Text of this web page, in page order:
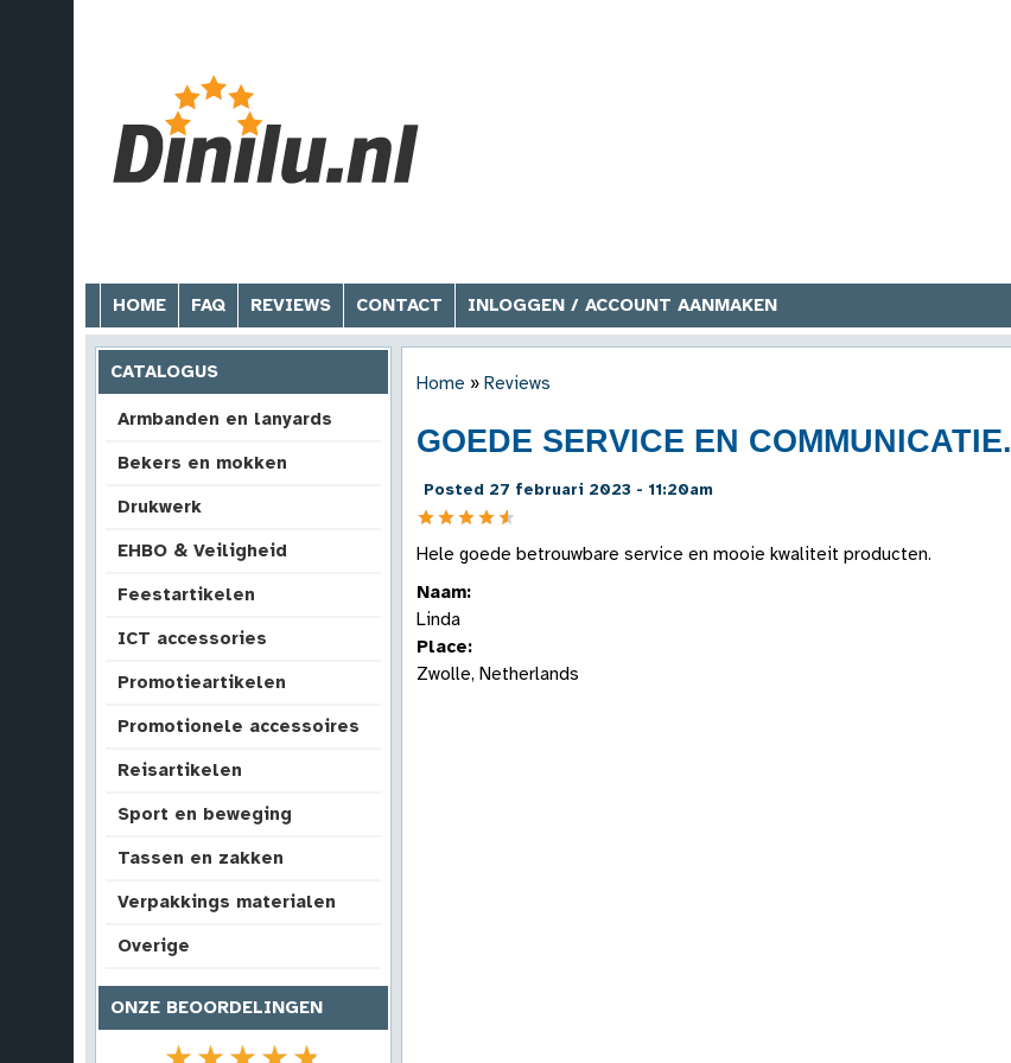
HOME FAQ REVIEWS CONTACT INLOGGEN / ACCOUNT AANMAKEN
CATALOGUS
Armbanden en lanyards
Bekers en mokken
Drukwerk
EHBO & Veiligheid
Feestartikelen
ICT accessories
Promotieartikelen
Promotionele accessoires
Reisartikelen
Sport en beweging
Tassen en zakken
Verpakkings materialen
Overige
ONZE BEOORDELINGEN
Home » Reviews
GOEDE SERVICE EN COMMUNICATIE.
Posted 27 februari 2023 - 11:20am
Hele goede betrouwbare service en mooie kwaliteit producten.
Naam:
Linda
Place:
Zwolle, Netherlands